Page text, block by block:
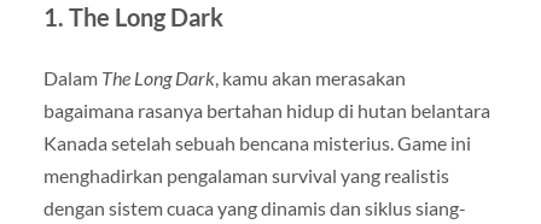
1. The Long Dark
Dalam The Long Dark, kamu akan merasakan
bagaimana rasanya bertahan hidup di hutan belantara
Kanada setelah sebuah bencana misterius. Game ini
menghadirkan pengalaman survival yang realistis
dengan sistem cuaca yang dinamis dan siklus siang-